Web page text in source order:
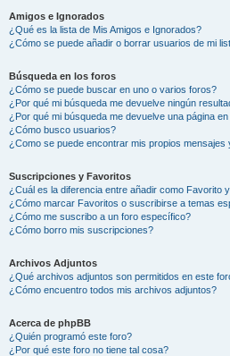
Amigos e Ignorados
¿Qué es la lista de Mis Amigos e Ignorados?
¿Cómo se puede añadir o borrar usuarios de mi
Búsqueda en los foros
¿Cómo se puede buscar en uno o varios foros?
¿Por qué mi búsqueda me devuelve ningún
¿Por qué mi búsqueda me devuelve una página
¿Cómo busco usuarios?
¿Como se puede encontrar mis propios mensajes
Suscripciones y Favoritos
¿Cuál es la diferencia entre añadir como Favorito
¿Cómo marcar Favoritos o suscribirse a temas
¿Cómo me suscribo a un foro específico?
¿Cómo borro mis suscripciones?
Archivos Adjuntos
¿Qué archivos adjuntos son permitidos en este
¿Cómo encuentro todos mis archivos adjuntos?
Acerca de phpBB
¿Quién programó este foro?
¿Por qué este foro no tiene tal cosa?